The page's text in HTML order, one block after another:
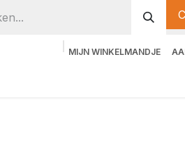
MIJN WINKELMANDJE